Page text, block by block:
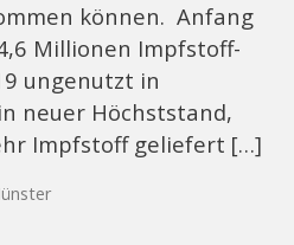
können. Anfang
Millionen Impfstoff-
ungenutzt in
neuer Höchststand,
Impfstoff geliefert […]